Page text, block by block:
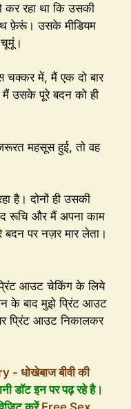
कर रहा था कि उसकी
फ़ेरूं। उसके मीडियम
चक्कर में, मैं एक दो बार
मैं उसके पूरे बदन को ही
महसूस हुई, तो वह
है। दोनों ही उसकी
रूचि और मैं अपना काम
पर नज़र मार लेता।
आउट चेकिंग के लिये
के बाद मुझे प्रिंट आउट
प्रिंट आउट निकालकर
धोखेबाज बीवी की
डॉट इन पर पढ़ रहे है।